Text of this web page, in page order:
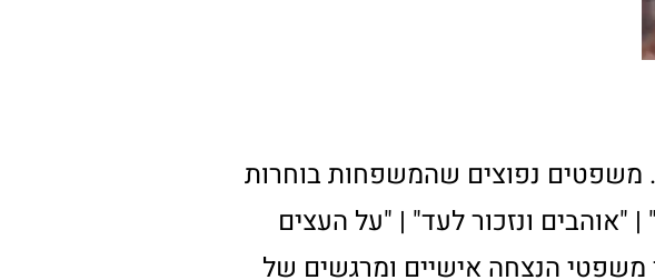
רב ובסבלנות רבה נספק עבורכם
בתי העלמין של גוש דן